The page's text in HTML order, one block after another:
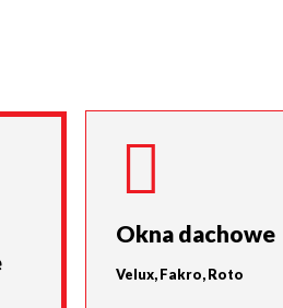
Okna dachowe
Velux, Fakro, Roto